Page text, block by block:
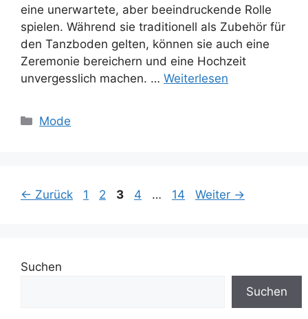
eine unerwartete, aber beeindruckende Rolle
spielen. Während sie traditionell als Zubehör für
den Tanzboden gelten, können sie auch eine
Zeremonie bereichern und eine Hochzeit
unvergesslich machen. … Weiterlesen
Kategorien
Mode
← Zurück Seite
1 Seite
2 Seite
3 Seite
4 … Seite
14 Weiter →
Suchen
Suchen